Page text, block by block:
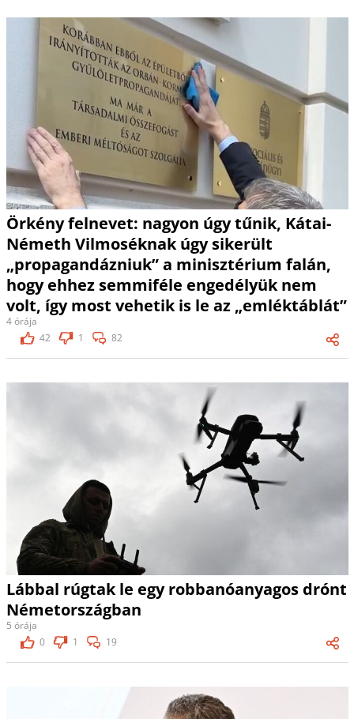
Örkény felnevet: nagyon úgy tűnik, Kátai-
Németh Vilmoséknak úgy sikerült
„propagandázniuk” a minisztérium falán,
hogy ehhez semmiféle engedélyük nem
volt, így most vehetik is le az „emléktáblát”
4 órája
42
1 82
Lábbal rúgtak le egy robbanóanyagos drónt
Németországban
5 órája
0
1 19